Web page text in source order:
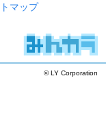
マップ
© LY Corporation